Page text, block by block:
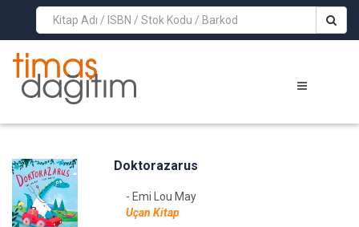
>
Doktorazarus
- Emi Lou May
Uçan Kitap